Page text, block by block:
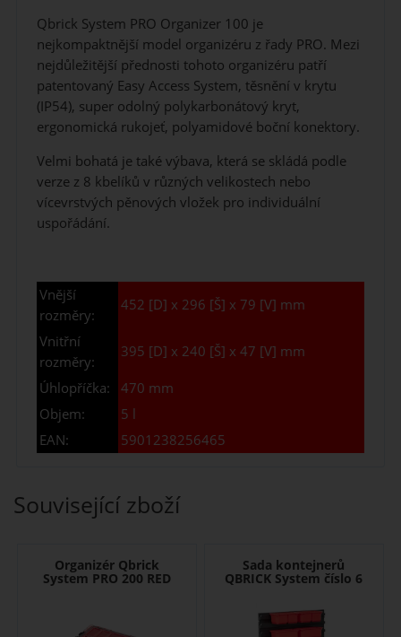
Qbrick System PRO Organizer 100 je
nejkompaktnější model organizéru z řady PRO. Mezi
nejdůležitější přednosti tohoto organizéru patří
patentovaný Easy Access System, těsnění v krytu
(IP54), super odolný polykarbonátový kryt,
ergonomická rukojeť, polyamidové boční konektory.
Velmi bohatá je také výbava, která se skládá podle
verze z 8 kbelíků v různých velikostech nebo
vícevrstvých pěnových vložek pro individuální
uspořádání.
Vnější
rozměry:
452 [D] x 296 [Š] x 79 [V] mm
Vnitřní
rozměry:
395 [D] x 240 [Š] x 47 [V] mm
Úhlopříčka:
470 mm
Objem:
5 l
EAN:
5901238256465
Související zboží
Organizér Qbrick
System PRO 200 RED
Sada kontejnerů
QBRICK System číslo 6